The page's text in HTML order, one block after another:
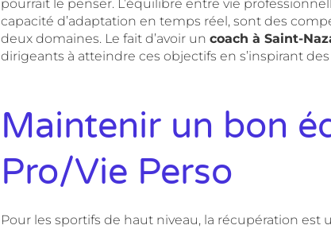
pourrait le penser. L’équilibre entre vie
capacité d’adaptation en temps réel, sont des
deux domaines. Le fait d’avoir un coach à Saint-
dirigeants à atteindre ces objectifs en s’inspirant
Maintenir un bon
Pro/Vie Perso
Pour les sportifs de haut niveau, la récupération est